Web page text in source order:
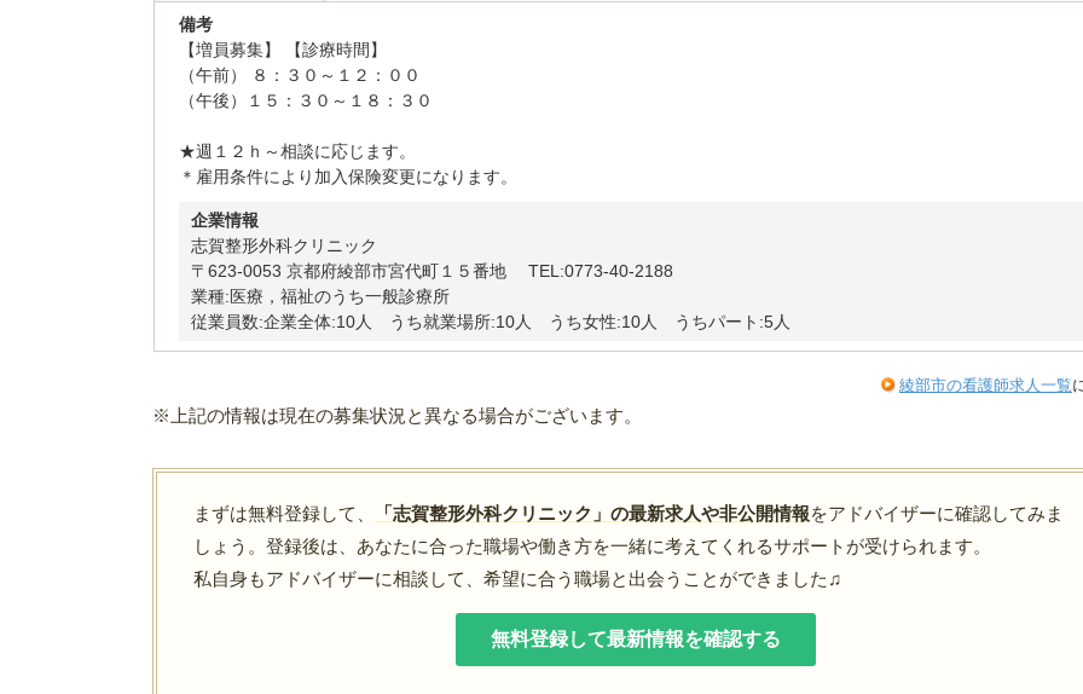
備考
【増員募集】 【診療時間】
（午前） ８：３０～１２：００
（午後）１５：３０～１８：３０
★週１２ｈ～相談に応じます。
＊雇用条件により加入保険変更になります。
企業情報
志賀整形外科クリニック
〒623-0053 京都府綾部市宮代町１５番地 TEL:0773-40-2188
業種:医療，福祉のうち一般診療所
従業員数:企業全体:10人 うち就業場所:10人 うち女性:10人 うちパート:5人
綾部市の看護師求人一覧
※上記の情報は現在の募集状況と異なる場合がございます。
まずは無料登録して、 「志賀整形外科クリニック」の最新求人や非公開情報をアドバイザーに確認してみま
しょう。登録後は、あなたに合った職場や働き方を一緒に考えてくれるサポートが受けられます。
私自身もアドバイザーに相談して、希望に合う職場と出会うことができました♫
無料登録して最新情報を確認する